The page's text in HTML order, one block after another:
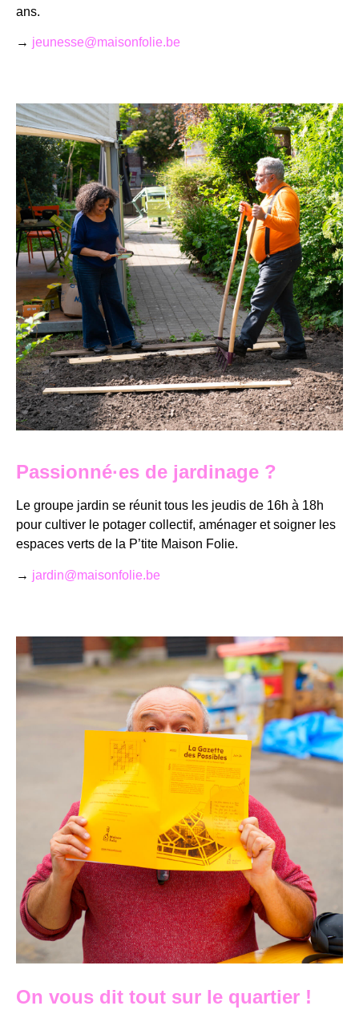
ans.
→ jeunesse@maisonfolie.be
Passionné·es de jardinage ?
Le groupe jardin se réunit tous les jeudis de 16h à 18h
pour cultiver le potager collectif, aménager et soigner les
espaces verts de la P’tite Maison Folie.
→ jardin@maisonfolie.be
On vous dit tout sur le quartier !